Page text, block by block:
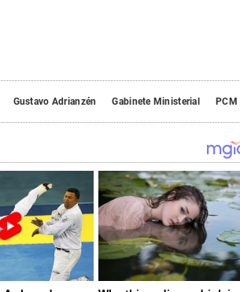
Gustavo Adrianzén Gabinete Ministerial PCM